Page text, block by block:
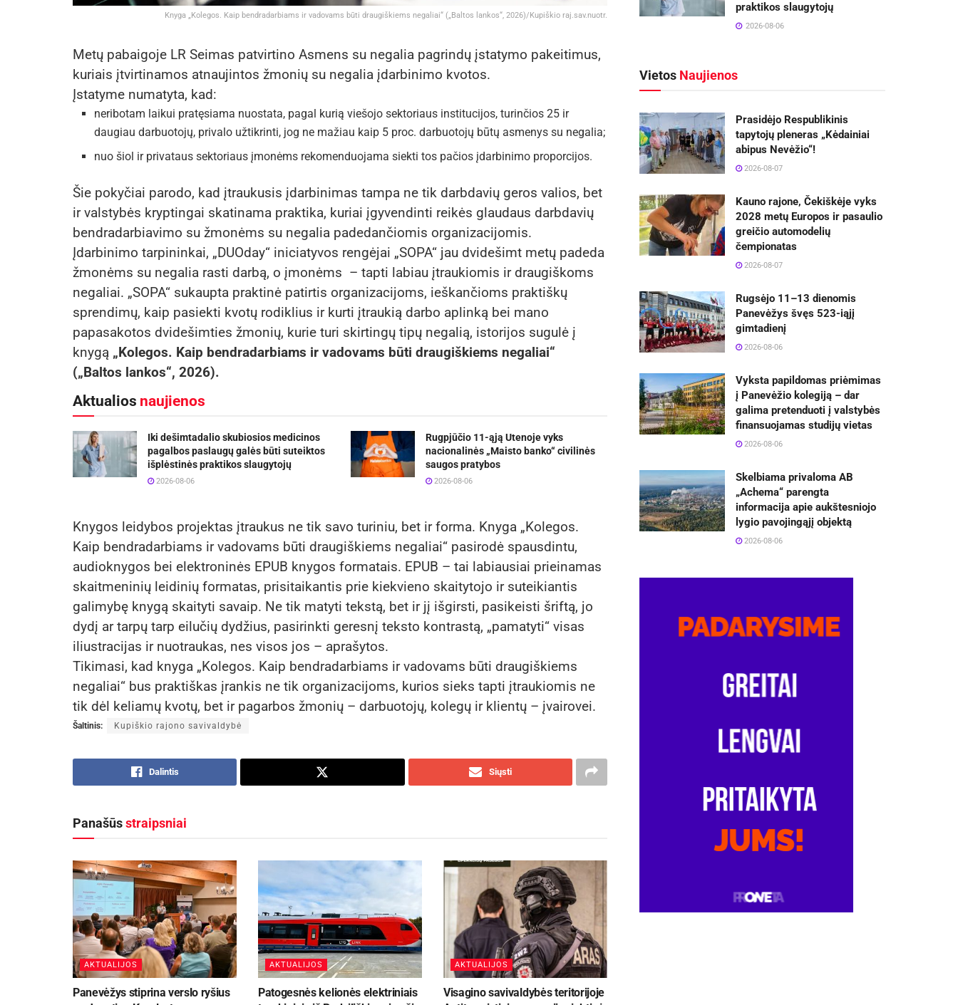
Knyga „Kolegos. Kaip bendradarbiams ir vadovams būti draugiškiems negaliai“ („Baltos lankos“, 2026)/Kupiškio raj.sav.nuotr.
Metų pabaigoje LR Seimas patvirtino Asmens su negalia pagrindų įstatymo pakeitimus,
kuriais įtvirtinamos atnaujintos žmonių su negalia įdarbinimo kvotos.
Įstatyme numatyta, kad:
neribotam laikui pratęsiama nuostata, pagal kurią viešojo sektoriaus institucijos, turinčios 25 ir
daugiau darbuotojų, privalo užtikrinti, jog ne mažiau kaip 5 proc. darbuotojų būtų asmenys su negalia;
nuo šiol ir privataus sektoriaus įmonėms rekomenduojama siekti tos pačios įdarbinimo proporcijos.
Šie pokyčiai parodo, kad įtraukusis įdarbinimas tampa ne tik darbdavių geros valios, bet
ir valstybės kryptingai skatinama praktika, kuriai įgyvendinti reikės glaudaus darbdavių
bendradarbiavimo su žmonėms su negalia padedančiomis organizacijomis.
Įdarbinimo tarpininkai, „DUOday“ iniciatyvos rengėjai „SOPA“ jau dvidešimt metų padeda
žmonėms su negalia rasti darbą, o įmonėms – tapti labiau įtraukiomis ir draugiškoms
negaliai. „SOPA“ sukaupta praktinė patirtis organizacijoms, ieškančioms praktiškų
sprendimų, kaip pasiekti kvotų rodiklius ir kurti įtraukią darbo aplinką bei mano
papasakotos dvidešimties žmonių, kurie turi skirtingų tipų negalią, istorijos sugulė į
knygą „Kolegos. Kaip bendradarbiams ir vadovams būti draugiškiems negaliai“
(„Baltos lankos“, 2026).
Aktualios naujienos
Iki dešimtadalio skubiosios medicinos
pagalbos paslaugų galės būti suteiktos
išplėstinės praktikos slaugytojų
2026-08-06
Rugpjūčio 11-ąją Utenoje vyks
nacionalinės „Maisto banko“ civilinės
saugos pratybos
2026-08-06
Knygos leidybos projektas įtraukus ne tik savo turiniu, bet ir forma. Knyga „Kolegos.
Kaip bendradarbiams ir vadovams būti draugiškiems negaliai“ pasirodė spausdintu,
audioknygos bei elektroninės EPUB knygos formatais. EPUB – tai labiausiai prieinamas
skaitmeninių leidinių formatas, prisitaikantis prie kiekvieno skaitytojo ir suteikiantis
galimybę knygą skaityti savaip. Ne tik matyti tekstą, bet ir jį išgirsti, pasikeisti šriftą, jo
dydį ar tarpų tarp eilučių dydžius, pasirinkti geresnį teksto kontrastą, „pamatyti“ visas
iliustracijas ir nuotraukas, nes visos jos – aprašytos.
Tikimasi, kad knyga „Kolegos. Kaip bendradarbiams ir vadovams būti draugiškiems
negaliai“ bus praktiškas įrankis ne tik organizacijoms, kurios sieks tapti įtraukiomis ne
tik dėl keliamų kvotų, bet ir pagarbos žmonių – darbuotojų, kolegų ir klientų – įvairovei.
Šaltinis: Kupiškio rajono savivaldybė
Dalintis Siųsti
Panašūsstraipsniai
AKTUALIJOS
Panevėžys stiprina verslo ryšius
AKTUALIJOS
Patogesnės kelionės elektriniais
AKTUALIJOS
Visagino savivaldybės teritorijoje
praktikos slaugytojų
2026-08-06
Vietos Naujienos
Prasidėjo Respublikinis
tapytojų pleneras „Kėdainiai
abipus Nevėžio“!
2026-08-07
Kauno rajone, Čekiškėje vyks
2028 metų Europos ir pasaulio
greičio automodelių
čempionatas
2026-08-07
Rugsėjo 11–13 dienomis
Panevėžys švęs 523-iąjį
gimtadienį
2026-08-06
Vyksta papildomas priėmimas
į Panevėžio kolegiją – dar
galima pretenduoti į valstybės
finansuojamas studijų vietas
2026-08-06
Skelbiama privaloma AB
„Achema“ parengta
informacija apie aukštesniojo
lygio pavojingąjį objektą
2026-08-06